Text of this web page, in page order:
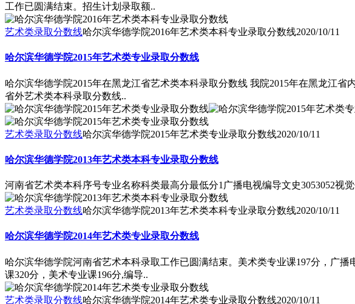
工作已圆满结束。招生计划录取额..
艺术类录取分数线哈尔滨华德学院2016年艺术类本科专业录取分数线2020/10/11
哈尔滨华德学院2015年艺术类专业录取分数线
哈尔滨华德学院2015年在黑龙江省艺术类本科录取分数线 我院2015年在黑龙江
省外艺术类本科录取分数线..
艺术类录取分数线哈尔滨华德学院2015年艺术类专业录取分数线2020/10/11
哈尔滨华德学院2013年艺术类本科专业录取分数线
河南省艺术类本科序号专业名称科类最高分最低分1广播电视编导文史3053052视
艺术类录取分数线哈尔滨华德学院2013年艺术类本科专业录取分数线2020/10/11
哈尔滨华德学院2014年艺术类专业录取分数线
哈尔滨华德学院河南省艺术本科录取工作已圆满结束。美术类专业课197分，广
课320分，美术专业课196分,编导..
艺术类录取分数线哈尔滨华德学院2014年艺术类专业录取分数线2020/10/11